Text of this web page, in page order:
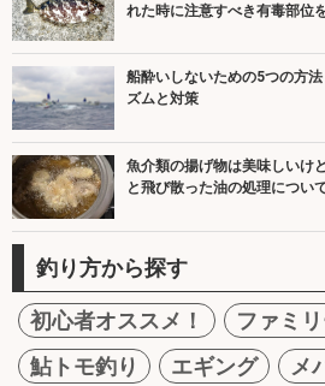
れた時に注意すべき有毒部位
船酔いしないための5つの方
ズムと対策
魚介類の揚げ物は美味しいけ
と飛び散った油の処理につい
釣り方から探す
初心者オススメ！
ファミ
鮎トモ釣り
エギング
メ